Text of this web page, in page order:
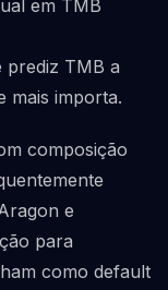
em TMB
prediz TMB a
mais importa.
composição
e
para
como default